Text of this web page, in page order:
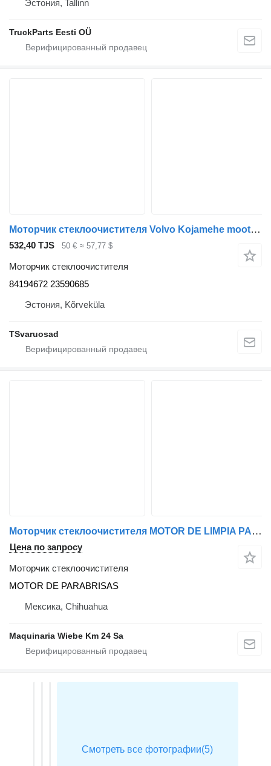
Эстония, Tallinn
TruckParts Eesti OÜ
Моторчик стеклоочистителя Volvo Kojamehe mootor 84194672 для тягача Volvo FH13A62T
532,40 TJS 50 € ≈ 57,77 $
Моторчик стеклоочистителя
84194672 23590685
Эстония, Kõrveküla
TSvaruosad
Моторчик стеклоочистителя MOTOR DE LIMPIA PARABRISAS CHEVROLET SILVERADO 2000
Цена по запросу
Моторчик стеклоочистителя
MOTOR DE PARABRISAS
Мексика, Chihuahua
Maquinaria Wiebe Km 24 Sa